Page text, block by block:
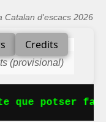
Catalan d'escacs 2026
Credits
(provisional)
que potser